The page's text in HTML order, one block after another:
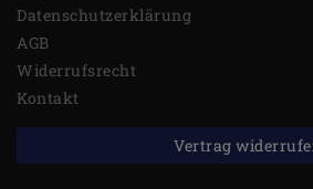
Daten­schutz­erklärung
AGB
Widerrufs­recht
Kontakt
Vertrag